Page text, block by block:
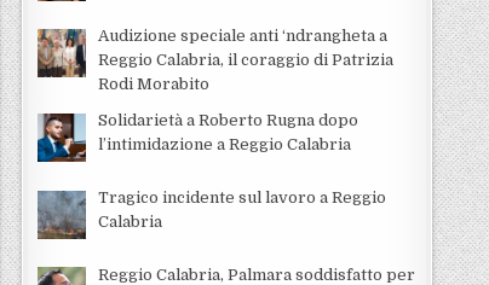
Audizione speciale anti ‘ndrangheta a
Reggio Calabria, il coraggio di Patrizia
Rodi Morabito
Solidarietà a Roberto Rugna dopo
l’intimidazione a Reggio Calabria
Tragico incidente sul lavoro a Reggio
Calabria
Reggio Calabria, Palmara soddisfatto per